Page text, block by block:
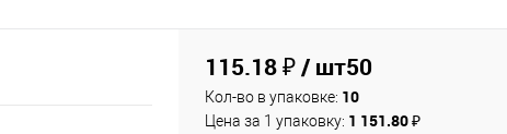
115.18 ₽/ шт50
Кол-во в упаковке: 10
Цена за 1 упаковку: 1 151.80 ₽